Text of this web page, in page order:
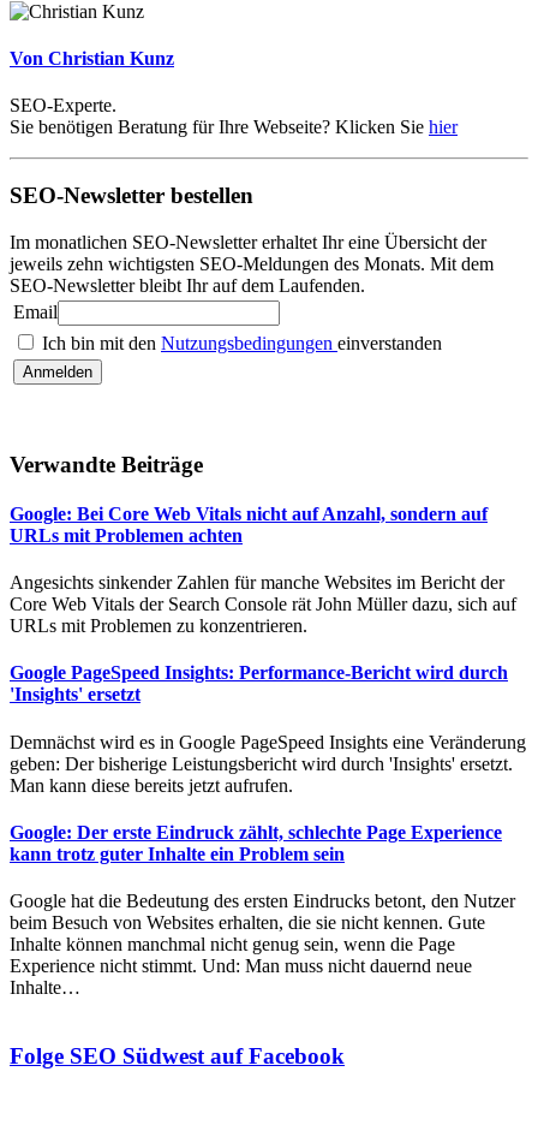
Von Christian Kunz
SEO-Experte.
Sie benötigen Beratung für Ihre Webseite? Klicken Sie hier
SEO-Newsletter bestellen
Im monatlichen SEO-Newsletter erhaltet Ihr eine Übersicht der
jeweils zehn wichtigsten SEO-Meldungen des Monats. Mit dem
SEO-Newsletter bleibt Ihr auf dem Laufenden.
Email
Ich bin mit den Nutzungsbedingungen einverstanden
Verwandte Beiträge
Google: Bei Core Web Vitals nicht auf Anzahl, sondern auf
URLs mit Problemen achten
Angesichts sinkender Zahlen für manche Websites im Bericht der
Core Web Vitals der Search Console rät John Müller dazu, sich auf
URLs mit Problemen zu konzentrieren.
Google PageSpeed Insights: Performance-Bericht wird durch
'Insights' ersetzt
Demnächst wird es in Google PageSpeed Insights eine Veränderung
geben: Der bisherige Leistungsbericht wird durch 'Insights' ersetzt.
Man kann diese bereits jetzt aufrufen.
Google: Der erste Eindruck zählt, schlechte Page Experience
kann trotz guter Inhalte ein Problem sein
Google hat die Bedeutung des ersten Eindrucks betont, den Nutzer
beim Besuch von Websites erhalten, die sie nicht kennen. Gute
Inhalte können manchmal nicht genug sein, wenn die Page
Experience nicht stimmt. Und: Man muss nicht dauernd neue
Inhalte…
Folge SEO Südwest auf Facebook